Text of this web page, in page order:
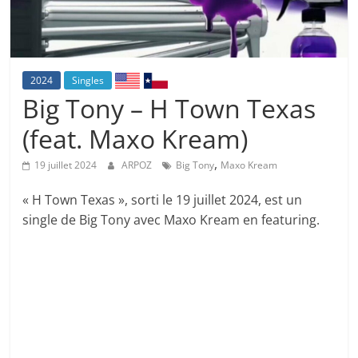
2024 Singles
Big Tony – H Town Texas
(feat. Maxo Kream)
19 juillet 2024 ARPOZ Big Tony, Maxo Kream
« H Town Texas », sorti le 19 juillet 2024, est un
single de Big Tony avec Maxo Kream en featuring.